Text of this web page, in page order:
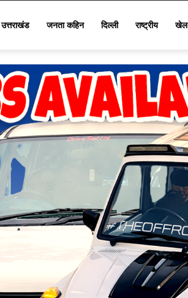
उत्तराखंड जनता कहिन दिल्ली राष्ट्रीय खेल